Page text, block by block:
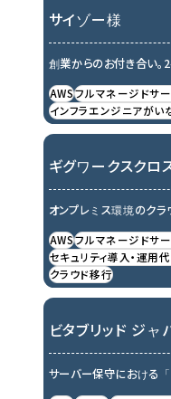
サイゾー様
創業からのお付き合い
AWSフルマネージドサ
インフラエンジニアがい
ギグワークスクロ
オンプレミス環境のクラ
AWSフルマネージドサ
セキュリティ導入・運用
クラウド移行
ビタブリッド ジャ
サーバー保守における